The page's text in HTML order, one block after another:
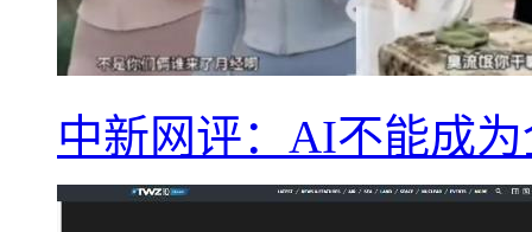
中新网评：AI不能成